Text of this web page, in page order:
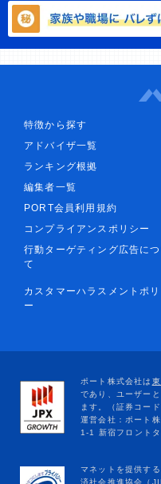
特徴から探す
アドバイザ一覧
ランキング根拠
編集者一覧
PORT会員利用規約
コンプライアンスポリシー
行動ターゲティング広告に
て
カスタマーハラスメントポ
ー